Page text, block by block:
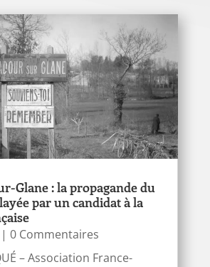
Glane : la propagande du
par un candidat à la
0 Commentaires
– Association France-